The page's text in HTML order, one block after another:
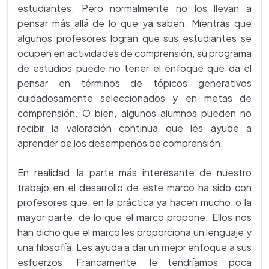
estudiantes. Pero normalmente no los llevan a
pensar más allá de lo que ya saben. Mientras que
algunos profesores logran que sus estudiantes se
ocupen en actividades de comprensión, su programa
de estudios puede no tener el enfoque que da el
pensar en términos de tópicos generativos
cuidadosamente seleccionados y en metas de
comprensión. O bien, algunos alumnos pueden no
recibir la valoración continua que les ayude a
aprender de los desempeños de comprensión.
En realidad, la parte más interesante de nuestro
trabajo en el desarrollo de este marco ha sido con
profesores que, en la práctica ya hacen mucho, o la
mayor parte, de lo que el marco propone. Ellos nos
han dicho que el marco les proporciona un lenguaje y
una filosofía. Les ayuda a dar un mejor enfoque a sus
esfuerzos. Francamente, le tendríamos poca